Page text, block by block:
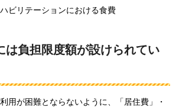
ビリテーションにおける食費
は負担限度額が設けられてい
用が困難とならないように、「居住費」・